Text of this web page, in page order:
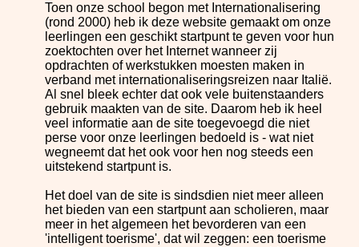
Toen onze school begon met Internationalisering
(rond 2000) heb ik deze website gemaakt om onze
leerlingen een geschikt startpunt te geven voor hun
zoektochten over het Internet wanneer zij
opdrachten of werkstukken moesten maken in
verband met internationaliseringsreizen naar Italië.
Al snel bleek echter dat ook vele buitenstaanders
gebruik maakten van de site. Daarom heb ik heel
veel informatie aan de site toegevoegd die niet
perse voor onze leerlingen bedoeld is - wat niet
wegneemt dat het ook voor hen nog steeds een
uitstekend startpunt is.
Het doel van de site is sindsdien niet meer alleen
het bieden van een startpunt aan scholieren, maar
meer in het algemeen het bevorderen van een
'intelligent toerisme', dat wil zeggen: een toerisme